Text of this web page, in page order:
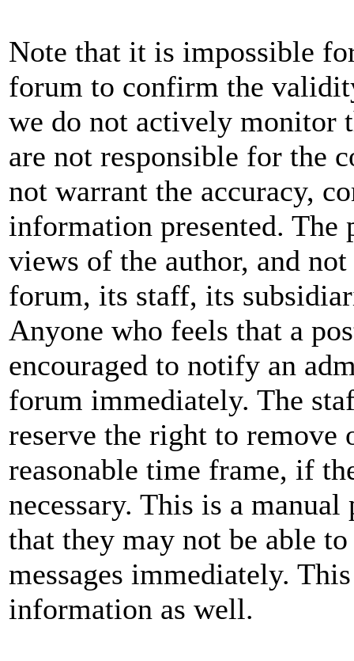
Note that it is impossible
forum to confirm the
we do not actively monitor
are not responsible for the
not warrant the accuracy,
information presented. The
views of the author, and
forum, its staff, its
Anyone who feels that a
encouraged to notify an
forum immediately. The
reserve the right to
reasonable time frame, if
necessary. This is a
that they may not be able
messages immediately.
information as well.